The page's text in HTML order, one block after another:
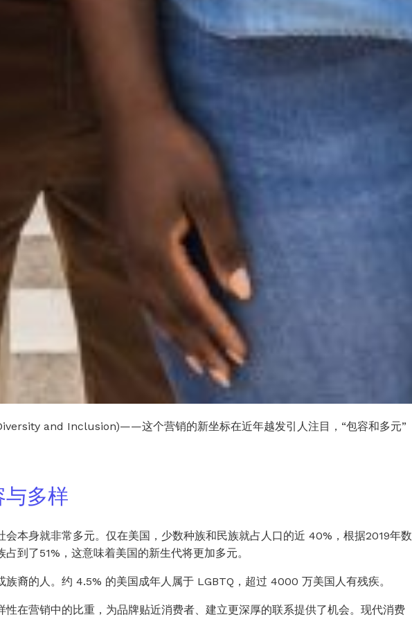
and Inclusion)——这个营销的新坐标在近年越发引人注目，“包容和多元”
与多样
会本身就非常多元。仅在美国，少数种族和民族就占人口的近 40%，根据2019年数
到了51%，这意味着美国的新生代将更加多元。
裔的人。约 4.5% 的美国成年人属于 LGBTQ，超过 4000 万美国人有残疾。
性在营销中的比重，为品牌贴近消费者、建立更深厚的联系提供了机会。现代消费